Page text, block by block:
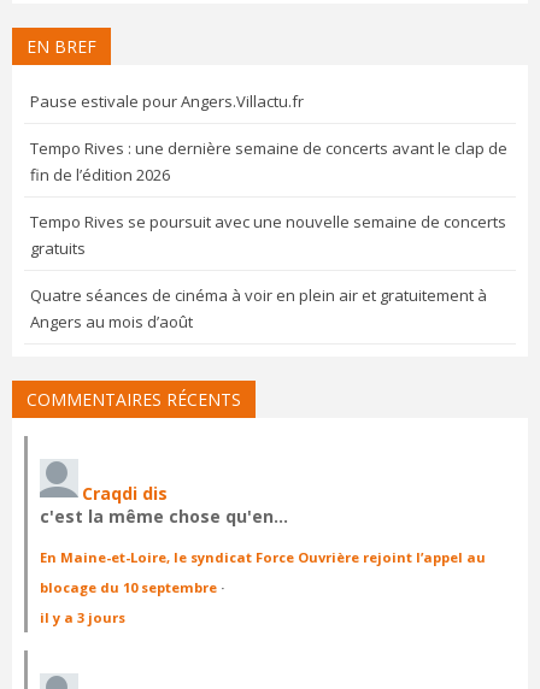
EN BREF
Pause estivale pour Angers.Villactu.fr
Tempo Rives : une dernière semaine de concerts avant le clap de
fin de l’édition 2026
Tempo Rives se poursuit avec une nouvelle semaine de concerts
gratuits
Quatre séances de cinéma à voir en plein air et gratuitement à
Angers au mois d’août
COMMENTAIRES RÉCENTS
Craqdi dis
c'est la même chose qu'en…
En Maine-et-Loire, le syndicat Force Ouvrière rejoint l’appel au
blocage du 10 septembre ·
il y a 3 jours